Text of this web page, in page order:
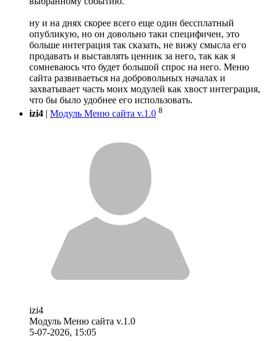
ну и на днях скорее всего еще один бессплатный
опубликую, но он довольно таки специфичен, это
больше интеграция так сказать, не вижу смысла его
продавать и выставлять ценник за него, так как я
сомневаюсь что будет большой спрос на него. Меню
сайта развиваеться на добровольных началах и
захватывает часть моих модулей как хвост интеграция,
что бы было удобнее его использовать.
izi4 | Модуль Меню сайта v.1.0 8
izi4
Модуль Меню сайта v.1.0
5-07-2026, 15:05